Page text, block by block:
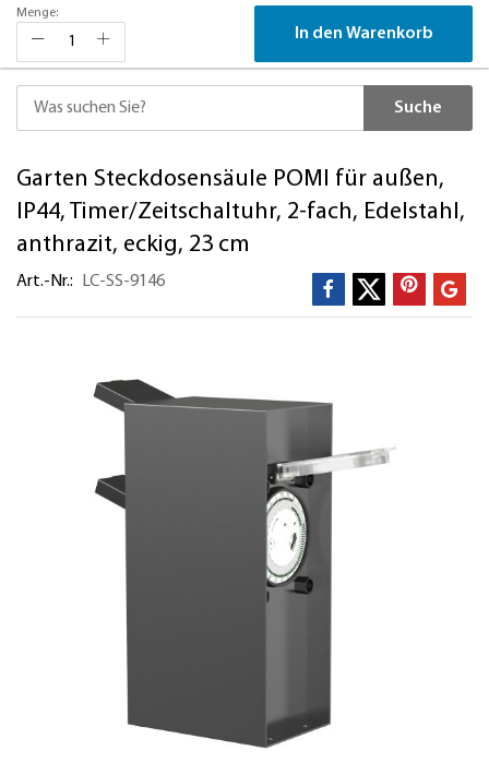
Suche
zum
Inhalt
Garten Steckdosensäule POMI für außen,
IP44, Timer/Zeitschaltuhr, 2-fach, Edelstahl,
anthrazit, eckig, 23 cm
Art.-Nr. LC-SS-9146
Menge:
In den Warenkorb